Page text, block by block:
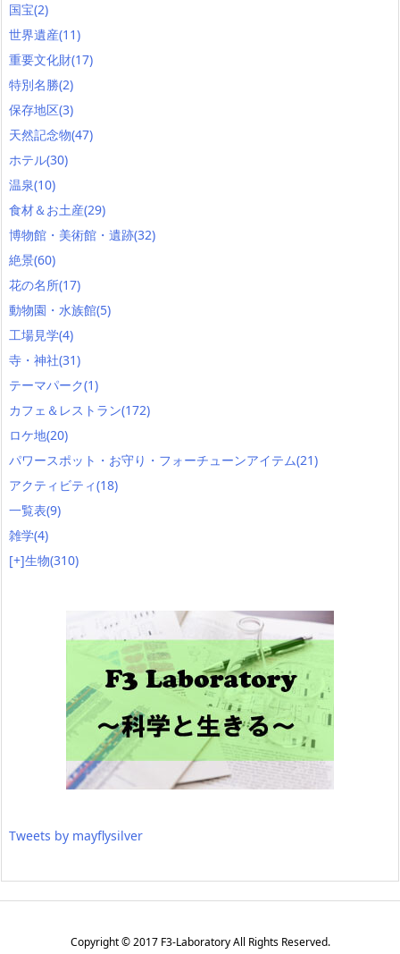
国宝(2)
世界遺産(11)
重要文化財(17)
特別名勝(2)
保存地区(3)
天然記念物(47)
ホテル(30)
温泉(10)
食材＆お土産(29)
博物館・美術館・遺跡(32)
絶景(60)
花の名所(17)
動物園・水族館(5)
工場見学(4)
寺・神社(31)
テーマパーク(1)
カフェ＆レストラン(172)
ロケ地(20)
パワースポット・お守り・フォーチューンアイテム(21)
アクティビティ(18)
一覧表(9)
雑学(4)
[+]生物(310)
Tweets by mayflysilver
Copyright ©2017 F3-LaboratoryAll Rights Reserved.